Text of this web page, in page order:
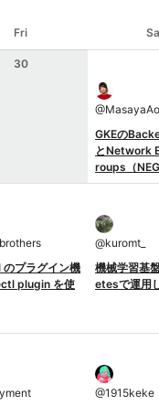
Fri
30
@
GKEの
とNetwork
roups（
プラグイン機
plugin を使
@kuromt_
機械学習基
etesで運用
@1915keke